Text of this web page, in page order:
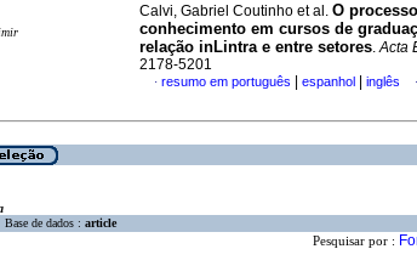
Calvi, Gabriel Coutinho et al. O
conhecimento em cursos de
relação inLintra e entre setores.Acta
2178-5201
· resumo em português espanhol inglês ·
Base de dados : article
Pesquisar por :